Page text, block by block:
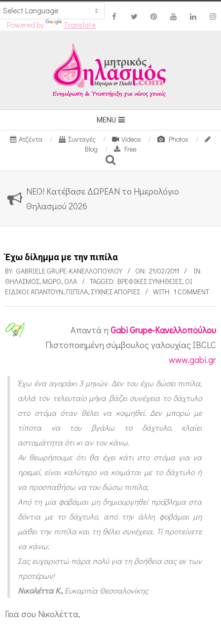
Powered by Translate
Navigation
Menu
MENU
Ατζέντα Συνταγές Videos
Photos
Blog
Free
Search
ΝΕΟ! Κατέβασε ΔΩΡΕΑΝ το Ημερολόγιο
Θηλασμού 2026
Έχω δίλημμα με την πιπίλα
BY: GABRIELE GRUPE-ΚΑΝΕΛΛΟΠΟΎΛΟΥ ON: 21/02/2011
IN:
ΘΗΛΑΣΜΌΣ, ΜΩΡΌ, ΌΛΑ TAGGED: ΒΡΕΦΙΚΈΣ ΣΥΝΉΘΕΙΕΣ, ΟΙ
ΕΙΔΙΚΟΊ ΑΠΑΝΤΟΎΝ, ΠΙΠΊΛΑ, ΣΥΧΝΈΣ ΑΠΟΡΊΕΣ WITH: 1 COMMENT
ω
ι
π
Απαντά η Gabi Grupe-Κανελλοπούλου
Πιστοποιημένη σύμβουλος γαλουχίας IBCLC
www.gabi.gr
Έχω ένα αγοράκι 3 μηνών. Δεν του έχω δώσει πιπίλα,
αλλά τον τελευταίο μήνα βάζει συνέχεια το δάχτυλο
στο στόμα όταν θέλει να κοιμηθεί. Δεν μπορώ με
τίποτα να του βγάλω το δάχτυλο, κλαίει
ασταμάτητα ότι κι αν τον κάνω.
Αν θεωρήσουμε ότι θα έχει κάτι στο στόμα για να
ηρεμεί, είναι καλύτερο να κοιμάται με το δάχτυλο ή
να προσπαθήσω να του δώσω πιπίλα;
Από τη μία φοβάμαι μη δημιουργηθεί πρόβλημα στα
δόντια με το δάχτυλο, από την άλλη φοβάμαι μη
μάθει την πιπίλα και τη θέλει συνέχεια. Τί προτείνετε
να κάνω;
Σας ευχαριστώ πάρα πολύ για τη βοήθεια σας εκ των
προτέρων!
Νικολέττα Κ.,Ευκαρπία Θεσσαλονίκης
Γεια σου Νικολέττα,